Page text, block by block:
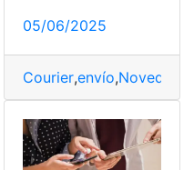
Esval Pagos
05/06/2025
Courier,envío,Novedad